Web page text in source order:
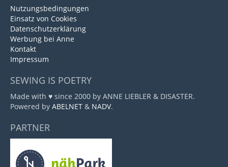
Nutzungsbedingungen
Einsatz von Cookies
Datenschutzerklärung
Werbung bei Anne
Kontakt
Impressum
SEWING IS POETRY
Made with ♥ since 2000 by ANNE LIEBLER & DISASTER.
Powered by ABELNET & NADV.
PARTNER